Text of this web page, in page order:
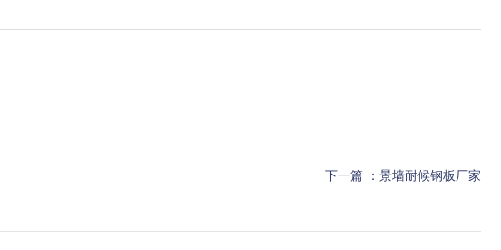
下一篇 ： 景墙耐候钢板厂家